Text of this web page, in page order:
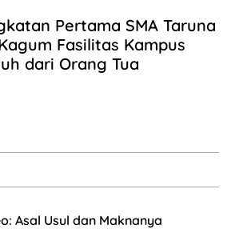
Pertama SMA Taruna
Fasilitas Kampus
dari Orang Tua
Asal Usul dan Maknanya